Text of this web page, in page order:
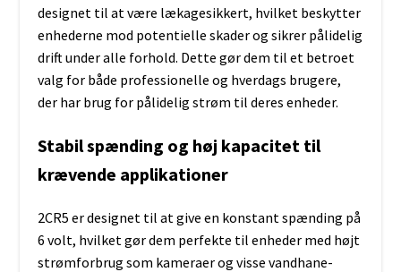
designet til at være lækagesikkert, hvilket beskytter
enhederne mod potentielle skader og sikrer pålidelig
drift under alle forhold. Dette gør dem til et betroet
valg for både professionelle og hverdags brugere,
der har brug for pålidelig strøm til deres enheder.
Stabil spænding og høj kapacitet til
krævende applikationer
2CR5 er designet til at give en konstant spænding på
6 volt, hvilket gør dem perfekte til enheder med højt
strømforbrug som kameraer og visse vandhane-